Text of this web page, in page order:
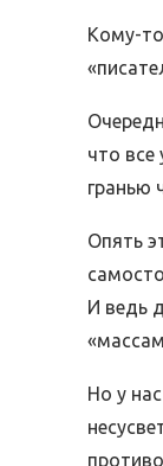
Кому-
что все
гранью
Опять
И ведь
Но у